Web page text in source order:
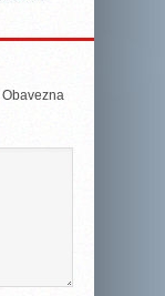
Obavezna